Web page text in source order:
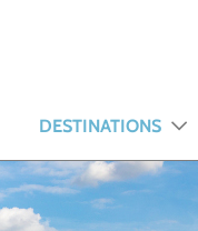
DESTINATIONS